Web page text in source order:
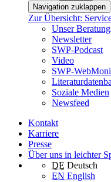
Navigation zuklappen
Zur Übersicht:
Unser
Newsletter
SWP-Podcast
Video
SWP-
Soziale Medien
Newsfeed
Kontakt
Karriere
Presse
Über uns in leichter
DE Deutsch
EN English